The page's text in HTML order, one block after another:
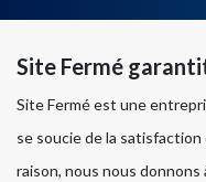
Site Fermé
Site Fermé est une
se soucie de la
raison, nous nous